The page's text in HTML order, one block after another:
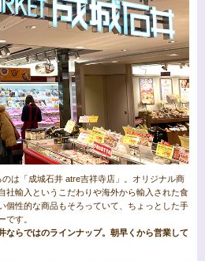
は「成城石井 atre吉祥寺店」。オリジナル商
社輸入というこだわりや海外から輸入された食
個性的な商品もそろっていて、ちょっとした手
です。
ならではのラインナップ。朝早くから営業して